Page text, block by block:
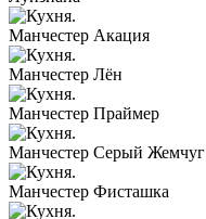
Манчестер Акация
Манчестер Лён
Манчестер Праймер
Манчестер Серый Жемчуг
Манчестер Фисташка